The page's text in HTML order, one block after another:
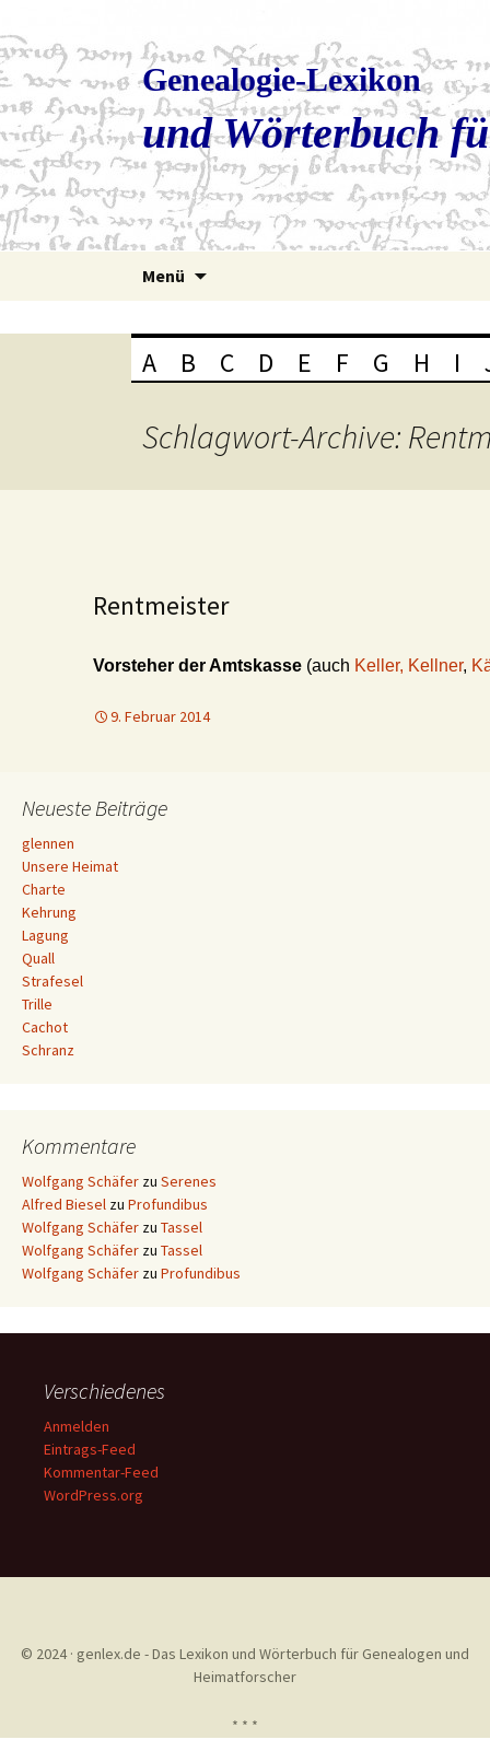
Genealogie-Lexikon
und Wörterbuch
Menü
A B C D E F G H I
Schlagwort-Archive:
Rentmeister
Vorsteher der Amtskasse (auch Keller, Kellner,
9. Februar 2014
Neueste Beiträge
glennen
Unsere Heimat
Charte
Kehrung
Lagung
Quall
Strafesel
Trille
Cachot
Schranz
Kommentare
Wolfgang Schäfer zu Serenes
Alfred Biesel zu Profundibus
Wolfgang Schäfer zu Tassel
Wolfgang Schäfer zu Tassel
Wolfgang Schäfer zu Profundibus
Verschiedenes
Anmelden
Eintrags-Feed
Kommentar-Feed
WordPress.org
© 2024 · genlex.de - Das Lexikon und Wörterbuch für Genealogen und
Heimatforscher
* * *